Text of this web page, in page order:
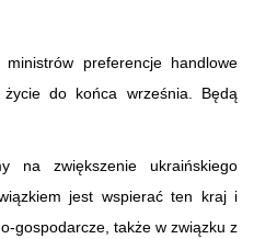
preferencje handlowe
do końca września. Będą
na zwiększenie ukraińskiego
jest wspierać ten kraj i
gospodarcze, także w związku z